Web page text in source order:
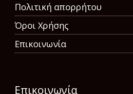
Πολιτική απορρήτου
Όροι Χρήσης
Επικοινωνία
Επικοινωνία